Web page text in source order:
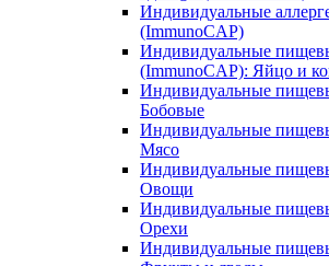
Индивидуальные
(ImmunoCAP)
Индивидуальные
(ImmunoCAP): Яйцо и
Индивидуальные
Бобовые
Индивидуальные
Мясо
Индивидуальные
Овощи
Индивидуальные
Орехи
Индивидуальные